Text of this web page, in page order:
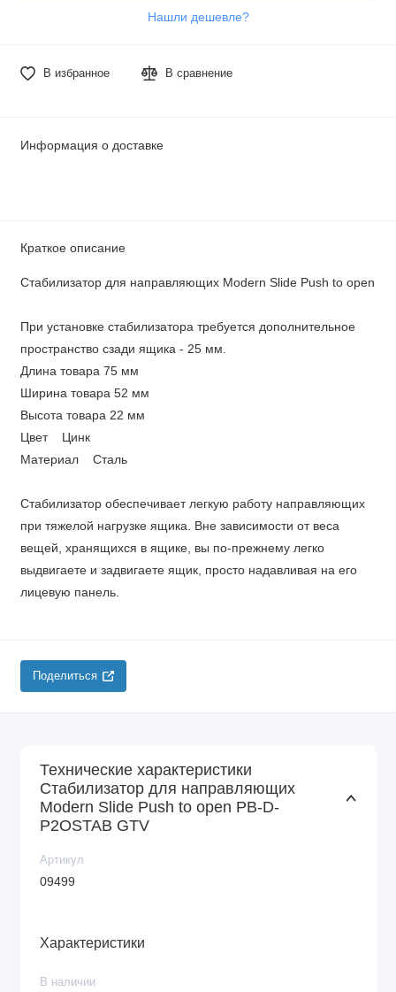
Нашли дешевле?
В избранное В сравнение
Информация о доставке
Краткое описание
Стабилизатор для направляющих Modern Slide Push to open
При установке стабилизатора требуется дополнительное
пространство сзади ящика - 25 мм.
Длина товара 75 мм
Ширина товара 52 мм
Высота товара 22 мм
Цвет Цинк
Материал Сталь
Стабилизатор обеспечивает легкую работу направляющих
при тяжелой нагрузке ящика. Вне зависимости от веса
вещей, хранящихся в ящике, вы по-прежнему легко
выдвигаете и задвигаете ящик, просто надавливая на его
лицевую панель.
Поделиться
Технические характеристики
Стабилизатор для направляющих
Modern Slide Push to open PB-D-
P2OSTAB GTV
Артикул
09499
Характеристики
В наличии